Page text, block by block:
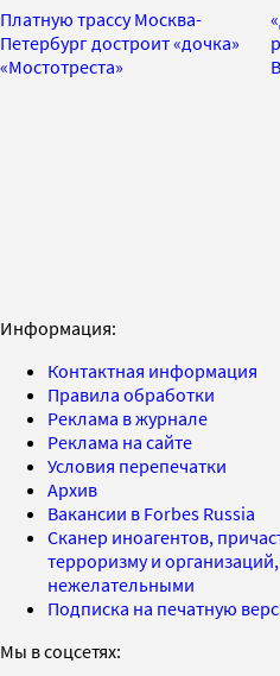
Платную трассу Москва-
Петербург достроит «дочка»
«Мостотреста»
Информация:
Контактная информация
Правила обработки
Реклама в журнале
Реклама на сайте
Условия перепечатки
Архив
Вакансии в Forbes Russia
Сканер иноагентов,
терроризму и
нежелательными
Подписка на печатную
Мы в соцсетях: